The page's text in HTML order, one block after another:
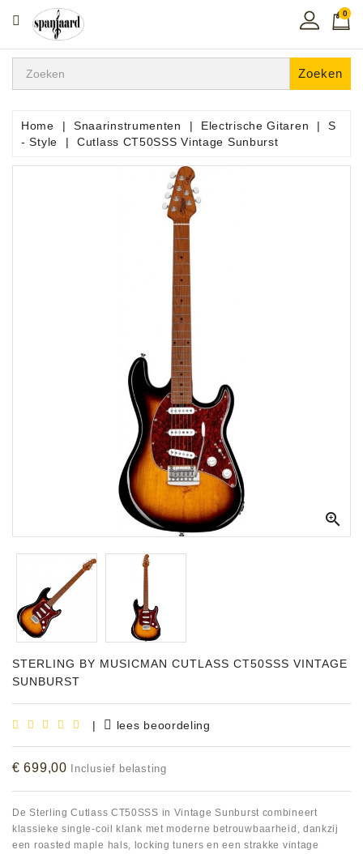
CATEGORIE
Home
In
De
Slaginstrumenten
Microfoons
Versterking
Instrumenten
Celtic
Shop
Bladmuziek
Accessoires
OPRUIMING
0
Zoeken
Home Snaarinstrumenten Electrische Gitaren
S
- Style
Cutlass CT50SSS Vintage Sunburst

STERLING BY MUSICMAN CUTLASS CT50SSS VINTAGE
SUNBURST
| lees beoordeling
€ 699,00 Inclusief belasting
De Sterling Cutlass CT50SSS in Vintage Sunburst combineert
klassieke single-coil klank met moderne betrouwbaarheid, dankzij
een roasted maple hals, locking tuners en een strakke vintage